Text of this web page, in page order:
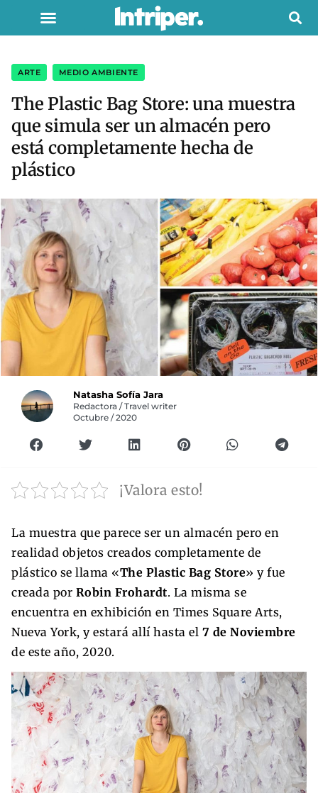
ARTE MEDIO AMBIENTE
The Plastic Bag Store: una muestra
que simula ser un almacén pero
está completamente hecha de
plástico
Natasha Sofía Jara
Redactora / Travel writer
Octubre / 2020
¡Valora esto!
La muestra que parece ser un almacén pero en
realidad objetos creados completamente de
plástico se llama «The Plastic Bag Store» y fue
creada por Robin Frohardt. La misma se
encuentra en exhibición en Times Square Arts,
Nueva York, y estará allí hasta el 7 de Noviembre
de este año, 2020.